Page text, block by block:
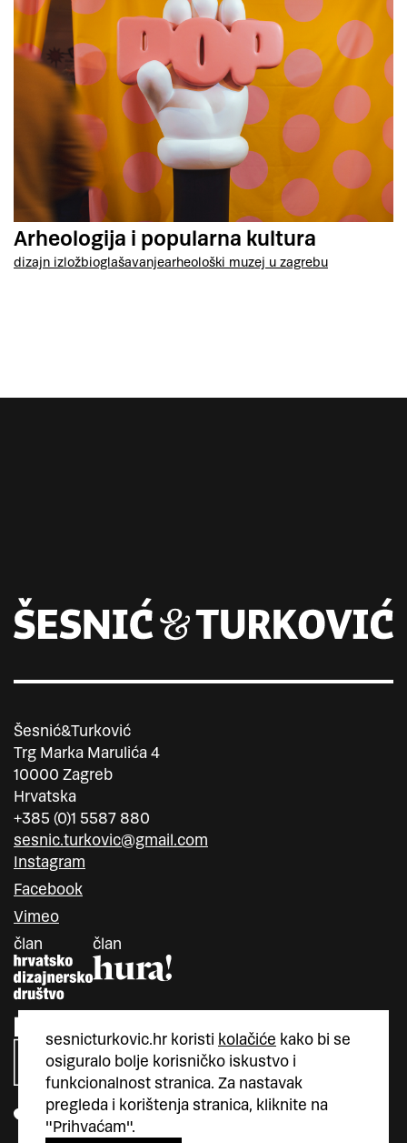
Arheologija i popularna kultura
dizajn izložbioglašavanjearheološki muzej u zagrebu
sesnicturkovic.hr koristi kolačiće kako bi se
osiguralo bolje korisničko iskustvo i
funkcionalnost stranica. Za nastavak
pregleda i korištenja stranica, kliknite na
"Prihvaćam".
Šesnić&Turković
Trg Marka Marulića 4
10000 Zagreb
Hrvatska
+385 (0)1 5587 880
sesnic.turkovic@gmail.com
Instagram
Facebook
Vimeo
član
član